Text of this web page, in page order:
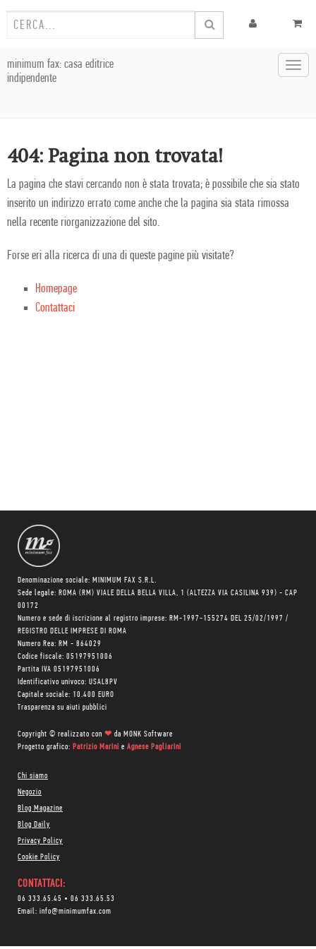
minimum fax: casa editrice
indipendente
404: Pagina non trovata!
La pagina che stavi cercando non è stata trovata; è possibile che sia stato
inserito un indirizzo errato come anche che la pagina sia stata rimossa
nella recente riorganizzazione del sito.
Forse eri alla ricerca di una di queste pagine più visitate?
Homepage
Contattaci
Denominazione sociale: MINIMUM FAX S.R.L.
Sede legale: ROMA (RM) VIALE DELLA BELLA VILLA, 1 (ALTEZZA VIA CASILINA 939) - CAP
00172
Numero e sede di iscrizione al registro imprese: RM-1997-155274 DEL 25/02/1997 /
REGISTRO DELLE IMPRESE DI ROMA
Numero Rea: RM - 864029
Codice fiscale: 05197951006
Partita IVA 05197951006
Identificativo univoco: USAL8PV
Capitale sociale: 10.400 EURO
Trasparenza su aiuti pubblici
Copyright © realizzato con ❤ da MONK Software
Progetto grafico: Patrizio Marini e Agnese Pagliarini
Chi siamo
Negozio
Blog Magazine
Blog Daily
Privacy Policy
Cookie Policy
CONTATTACI:
06 333.65.45 • 06 333.65.53
Email: info@minimumfax.com